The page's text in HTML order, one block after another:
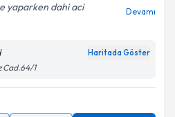
yaparken dahi aci
Devamı
Haritada Göster
Cad.64/1